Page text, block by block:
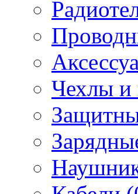
Чехлы и